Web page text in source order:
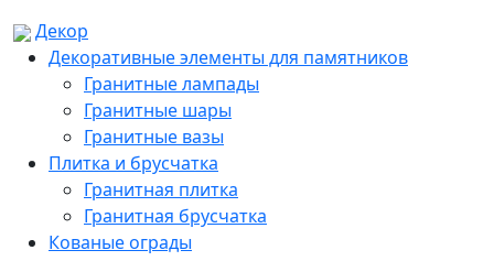
Декор
Декоративные элементы для памятников
Гранитные лампады
Гранитные шары
Гранитные вазы
Плитка и брусчатка
Гранитная плитка
Гранитная брусчатка
Кованые ограды